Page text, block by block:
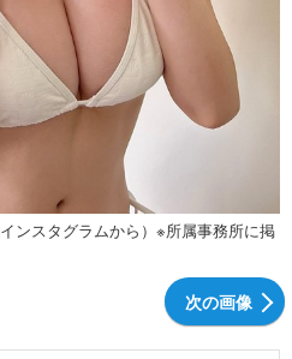
ンスタグラムから）※所属事務所に掲
次の画像